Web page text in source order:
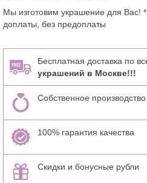
Мы изготовим украшение для Вас!
доплаты, без предоплаты
Бесплатная доставка по
украшений в Москве!!!
Собственное производство
100% гарантия качества
Скидки и бонусные рубли